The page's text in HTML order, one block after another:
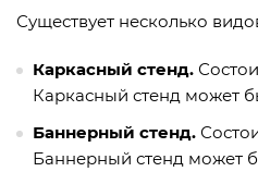
Существует несколько
Каркасный стенд.
Каркасный стенд может
Баннерный стенд.
Баннерный стенд может